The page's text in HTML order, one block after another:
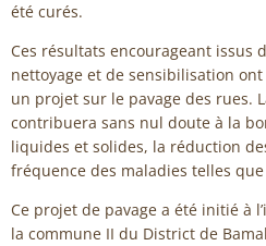
été curés.
Ces résultats encourageant issus
nettoyage et de sensibilisation
un projet sur le pavage des rues.
contribuera sans nul doute à la
liquides et solides, la réduction
fréquence des maladies telles
Ce projet de pavage a été initié à
la commune II du District de